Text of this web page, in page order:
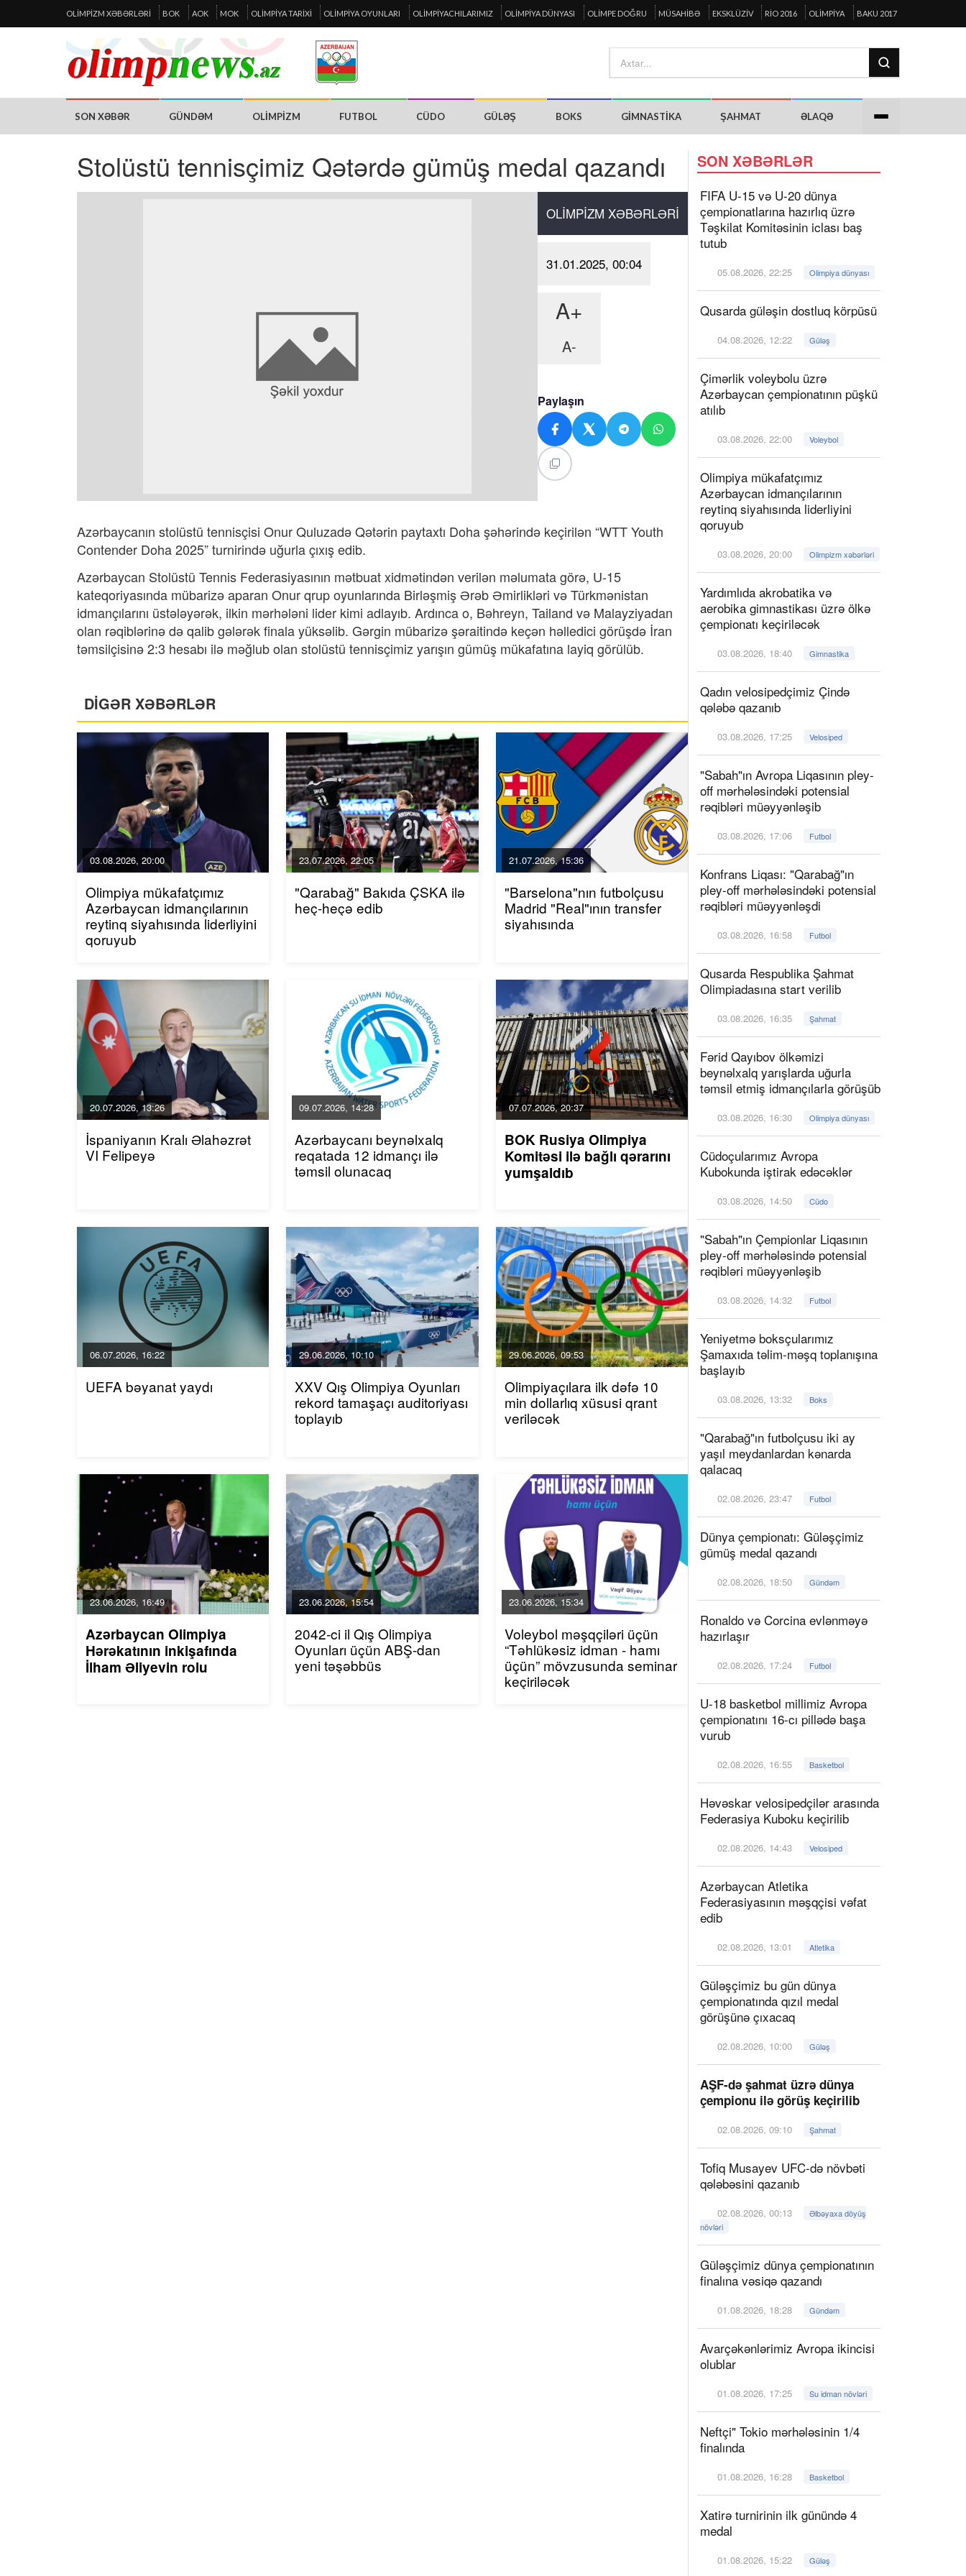
OLIMPIZM XƏBƏRLƏRI BOK AOK MOK OLIMPIYA TARIXI OLIMPIYA OYUNLARI OLIMPIYACHILARIMIZ OLIMPIYA DÜNYASI OLIMPE DOĞRU MÜSAHIBƏ EKSKLÜZIV RIO 2016 OLIMPIYA BAKU 2017
SON XƏBƏR GÜNDƏM OLIMPIZM FUTBOL CÜDO GÜLƏŞ BOKS GIMNASTIKA ŞAHMAT ƏLAQƏ
Stolüstü tennisçimiz Qətərdə gümüş medal qazandı
OLIMPIZM XƏBƏRLƏRI
31.01.2025, 00:04
A+
A-
Paylaşın
Azərbaycanın stolüstü tennisçisi Onur Quluzadə Qətərin paytaxtı Doha şəhərində keçirilən “WTT Youth
Contender Doha 2025” turnirində uğurla çıxış edib.
Azərbaycan Stolüstü Tennis Federasiyasının mətbuat xidmətindən verilən məlumata görə, U-15
kateqoriyasında mübarizə aparan Onur qrup oyunlarında Birləşmiş Ərəb Əmirlikləri və Türkmənistan
idmançılarını üstələyərək, ilkin mərhələni lider kimi adlayıb. Ardınca o, Bəhreyn, Tailand və Malayziyadan
olan rəqiblərinə də qalib gələrək finala yüksəlib. Gərgin mübarizə şəraitində keçən həlledici görüşdə İran
təmsilçisinə 2:3 hesabı ilə məğlub olan stolüstü tennisçimiz yarışın gümüş mükafatına layiq görülüb.
DİGƏR XƏBƏRLƏR
03.08.2026, 20:00
Olimpiya mükafatçımız
Azərbaycan idmançılarının
reytinq siyahısında liderliyini
qoruyub
23.07.2026, 22:05
"Qarabağ" Bakıda ÇSKA ilə
heç-heçə edib
21.07.2026, 15:36
"Barselona"nın futbolçusu
Madrid "Real"ının transfer
siyahısında
20.07.2026, 13:26
İspaniyanın Kralı Əlahəzrət
VI Felipeyə
09.07.2026, 14:28
Azərbaycanı beynəlxalq
reqatada 12 idmançı ilə
təmsil olunacaq
07.07.2026, 20:37
BOK Rusiya Olimpiya
Komitəsi ilə bağlı qərarını
yumşaldıb
06.07.2026, 16:22
UEFA bəyanat yaydı
29.06.2026, 10:10
XXV Qış Olimpiya Oyunları
rekord tamaşaçı auditoriyası
toplayıb
29.06.2026, 09:53
Olimpiyaçılara ilk dəfə 10
min dollarlıq xüsusi qrant
veriləcək
23.06.2026, 16:49
Azərbaycan Olimpiya
Hərəkatının inkişafında
İlham Əliyevin rolu
23.06.2026, 15:54
2042-ci il Qış Olimpiya
Oyunları üçün ABŞ-dan
yeni təşəbbüs
23.06.2026, 15:34
Voleybol məşqçiləri üçün
“Təhlükəsiz idman - hamı
üçün” mövzusunda seminar
keçiriləcək
SON XƏBƏRLƏR
FIFA U-15 və U-20 dünya
çempionatlarına hazırlıq üzrə
Təşkilat Komitəsinin iclası baş
tutub
05.08.2026, 22:25 Olimpiya dünyası
Qusarda güləşin dostluq körpüsü
04.08.2026, 12:22 Güləş
Çimərlik voleybolu üzrə
Azərbaycan çempionatının püşkü
atılıb
03.08.2026, 22:00 Voleybol
Olimpiya mükafatçımız
Azərbaycan idmançılarının
reytinq siyahısında liderliyini
qoruyub
03.08.2026, 20:00 Olimpizm xəbərləri
Yardımlıda akrobatika və
aerobika gimnastikası üzrə ölkə
çempionatı keçiriləcək
03.08.2026, 18:40 Gimnastika
Qadın velosipedçimiz Çində
qələbə qazanıb
03.08.2026, 17:25 Velosiped
"Sabah"ın Avropa Liqasının pley-
off mərhələsindəki potensial
rəqibləri müəyyənləşib
03.08.2026, 17:06 Futbol
Konfrans Liqası: "Qarabağ"ın
pley-off mərhələsindəki potensial
rəqibləri müəyyənləşdi
03.08.2026, 16:58 Futbol
Qusarda Respublika Şahmat
Olimpiadasına start verilib
03.08.2026, 16:35 Şahmat
Fərid Qayıbov ölkəmizi
beynəlxalq yarışlarda uğurla
təmsil etmiş idmançılarla görüşüb
03.08.2026, 16:30 Olimpiya dünyası
Cüdoçularımız Avropa
Kubokunda iştirak edəcəklər
03.08.2026, 14:50 Cüdo
"Sabah"ın Çempionlar Liqasının
pley-off mərhələsində potensial
rəqibləri müəyyənləşib
03.08.2026, 14:32 Futbol
Yeniyetmə boksçularımız
Şamaxıda təlim-məşq toplanışına
başlayıb
03.08.2026, 13:32 Boks
"Qarabağ"ın futbolçusu iki ay
yaşıl meydanlardan kənarda
qalacaq
02.08.2026, 23:47 Futbol
Dünya çempionatı: Güləşçimiz
gümüş medal qazandı
02.08.2026, 18:50 Gündəm
Ronaldo və Corcina evlənməyə
hazırlaşır
02.08.2026, 17:24 Futbol
U-18 basketbol millimiz Avropa
çempionatını 16-cı pillədə başa
vurub
02.08.2026, 16:55 Basketbol
Həvəskar velosipedçilər arasında
Federasiya Kuboku keçirilib
02.08.2026, 14:43 Velosiped
Azərbaycan Atletika
Federasiyasının məşqçisi vəfat
edib
02.08.2026, 13:01 Atletika
Güləşçimiz bu gün dünya
çempionatında qızıl medal
görüşünə çıxacaq
02.08.2026, 10:00 Güləş
AŞF-də şahmat üzrə dünya
çempionu ilə görüş keçirilib
02.08.2026, 09:10 Şahmat
Tofiq Musayev UFC-də növbəti
qələbəsini qazanıb
02.08.2026, 00:13
Əlbəyaxa döyüş
növləri
Güləşçimiz dünya çempionatının
finalına vəsiqə qazandı
01.08.2026, 18:28 Gündəm
Avarçəkənlərimiz Avropa ikincisi
olublar
01.08.2026, 17:25 Su idman növləri
Neftçi" Tokio mərhələsinin 1/4
finalında
01.08.2026, 16:28 Basketbol
Xatirə turnirinin ilk günündə 4
medal
01.08.2026, 15:22 Güləş